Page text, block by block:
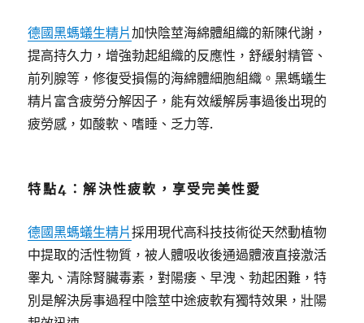
德國黑螞蟻生精片加快陰莖海綿體組織的新陳代謝，
提高持久力，增強勃起組織的反應性，舒緩射精管、
前列腺等，修復受損傷的海綿體細胞組織。黑螞蟻生
精片富含疲勞分解因子，能有效緩解房事過後出現的
疲勞感，如酸軟、嗜睡、乏力等.
特點4：解決性疲軟，享受完美性愛
德國黑螞蟻生精片採用現代高科技技術從天然動植物
中提取的活性物質，被人體吸收後通過體液直接激活
睾丸、清除腎臟毒素，對陽痿、早洩、勃起困難，特
別是解決房事過程中陰莖中途疲軟有獨特效果，壯陽